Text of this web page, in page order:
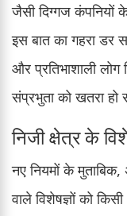
जैसी दिग्गज कंपनियों
इस बात का गहरा डर
और प्रतिभाशाली
संप्रभुता को खतरा हो
निजी क्षेत्र के
नए नियमों के
वाले विशेषज्ञों को